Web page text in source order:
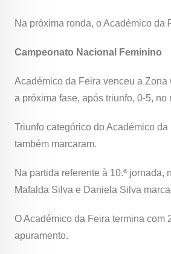
Na próxima ronda, o Académico da
Campeonato Nacional Feminino
Académico da Feira venceu a
a próxima fase, após triunfo, 0-5,
Triunfo categórico do Académico
também marcaram.
Na partida referente à 10.ª
Mafalda Silva e Daniela Silva
O Académico da Feira termina com
apuramento.